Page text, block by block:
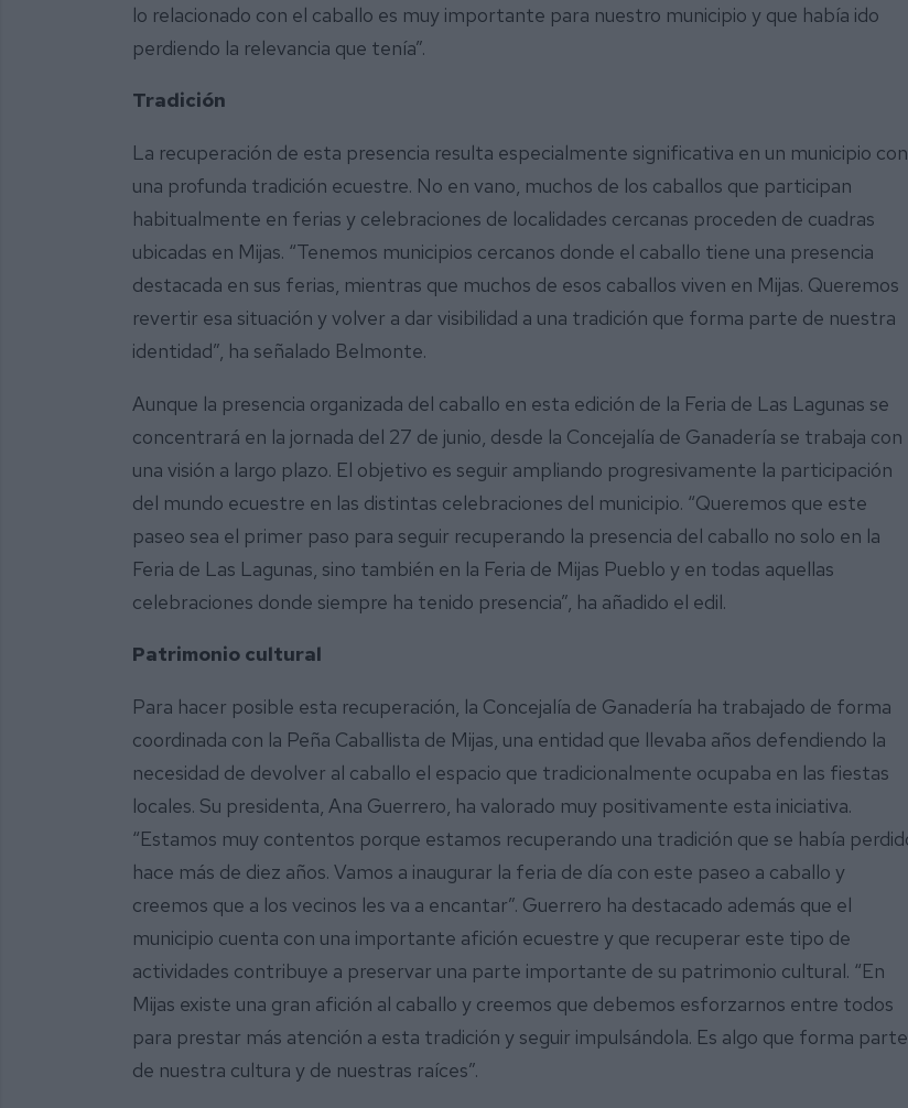
lo relacionado con el caballo es muy importante para nuestro municipio y que había ido
perdiendo la relevancia que tenía”.
Tradición
La recuperación de esta presencia resulta especialmente significativa en un municipio con
una profunda tradición ecuestre. No en vano, muchos de los caballos que participan
habitualmente en ferias y celebraciones de localidades cercanas proceden de cuadras
ubicadas en Mijas. “Tenemos municipios cercanos donde el caballo tiene una presencia
destacada en sus ferias, mientras que muchos de esos caballos viven en Mijas. Queremos
revertir esa situación y volver a dar visibilidad a una tradición que forma parte de nuestra
identidad”, ha señalado Belmonte.
Aunque la presencia organizada del caballo en esta edición de la Feria de Las Lagunas se
concentrará en la jornada del 27 de junio, desde la Concejalía de Ganadería se trabaja con
una visión a largo plazo. El objetivo es seguir ampliando progresivamente la participación
del mundo ecuestre en las distintas celebraciones del municipio. “Queremos que este
paseo sea el primer paso para seguir recuperando la presencia del caballo no solo en la
Feria de Las Lagunas, sino también en la Feria de Mijas Pueblo y en todas aquellas
celebraciones donde siempre ha tenido presencia”, ha añadido el edil.
Patrimonio cultural
Para hacer posible esta recuperación, la Concejalía de Ganadería ha trabajado de forma
coordinada con la Peña Caballista de Mijas, una entidad que llevaba años defendiendo la
necesidad de devolver al caballo el espacio que tradicionalmente ocupaba en las fiestas
locales. Su presidenta, Ana Guerrero, ha valorado muy positivamente esta iniciativa.
“Estamos muy contentos porque estamos recuperando una tradición que se había
hace más de diez años. Vamos a inaugurar la feria de día con este paseo a caballo y
creemos que a los vecinos les va a encantar”. Guerrero ha destacado además que el
municipio cuenta con una importante afición ecuestre y que recuperar este tipo de
actividades contribuye a preservar una parte importante de su patrimonio cultural. “En
Mijas existe una gran afición al caballo y creemos que debemos esforzarnos entre todos
para prestar más atención a esta tradición y seguir impulsándola. Es algo que forma parte
de nuestra cultura y de nuestras raíces”.